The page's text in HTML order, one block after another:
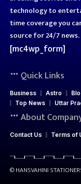
technology to
time coverage you
source for 24/7 news.
[mc4wp_form]
Quick Links
Business Astro
Top News
Uttar
About
Contact Us Terms of
© HANSVAHINI